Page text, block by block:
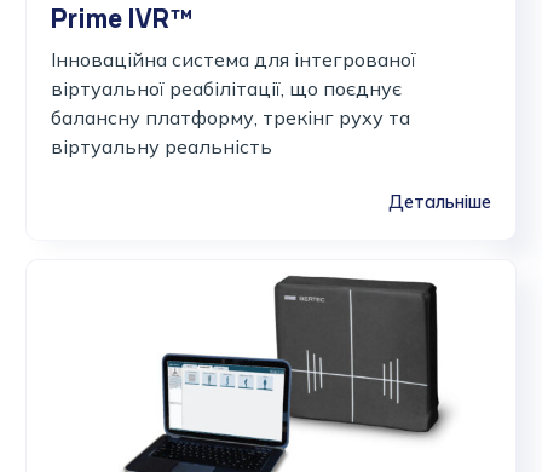
Prime IVR™
Інноваційна система для інтегрованої
віртуальної реабілітації, що поєднує
балансну платформу, трекінг руху та
віртуальну реальність
Детальніше